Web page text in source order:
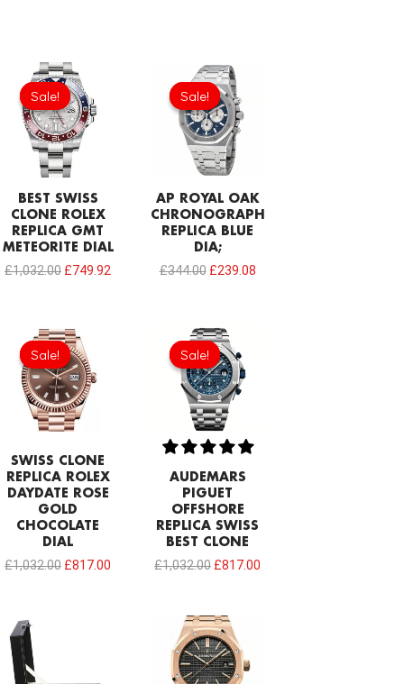
Sale!
Sale!
BEST SWISS
CLONE ROLEX
REPLICA GMT
METEORITE DIAL
£1,032.00
Original
price
was:
£1,032.00.
£749.92
Sale!
Sale!
AP ROYAL OAK
CHRONOGRAPH
REPLICA BLUE
DIA;
£344.00
Original
price
was:
£344.00.
£239.08
Sale!
Sale!
SWISS CLONE
REPLICA ROLEX
DAYDATE ROSE
GOLD
CHOCOLATE
DIAL
£1,032.00
Original
price
was:
£1,032.00.
£817.00
Sale!
Sale!
AUDEMARS
PIGUET
OFFSHORE
REPLICA SWISS
BEST CLONE
£1,032.00
Original
price
was:
£1,032.00.
£817.00